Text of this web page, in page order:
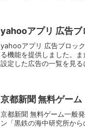
yahooアプリ 広告ブ
yahooアプリ 広告ブロッ
る機能を提供しました。
設定した広告の一覧を見
京都新聞 無料ゲーム
京都新聞 無料ゲーム一般
ン「黒鉄の海中研究所か